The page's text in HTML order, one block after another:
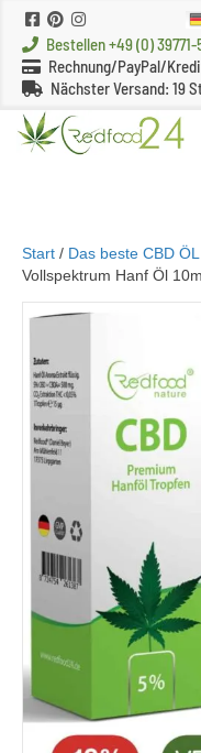
Bestellen +49 (0)
Rechnung/PayPal/
Nächster Versand: 19
Start / Das beste CBD
Vollspektrum Hanf Öl